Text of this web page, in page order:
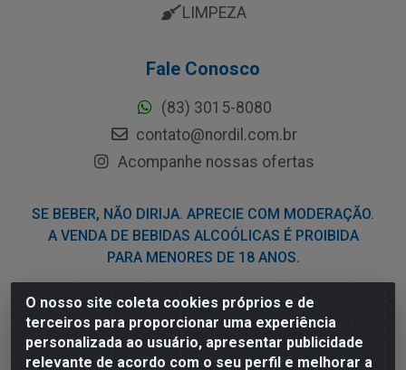
O nosso site coleta cookies próprios e de
terceiros para proporcionar uma experiência
personalizada ao usuário, apresentar publicidade
relevante de acordo com o seu perfil e melhorar a
LIMPEZA
Fale Conosco
(83) 3015-8080
contato@nordil.com.br
Acompanhe nossas ofertas
SE BEBER, NÃO DIRIJA. APRECIE COM MODERAÇÃO.
A VENDA DE BEBIDAS ALCOÓLICAS É PROIBIDA
PARA MENORES DE 18 ANOS.
Nordil Distribuidora - Avenida Liberdade, 2738, Bloco F -
Sesi - Bayeux/PB - CEP 58.111-400 - CNPJ
03.775.813/0001-41